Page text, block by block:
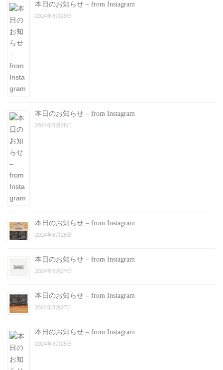
本日のお知らせ – from Instagram
2024年8月29日
本日のお知らせ – from Instagram
2024年8月28日
本日のお知らせ – from Instagram
2024年8月28日
本日のお知らせ – from Instagram
2024年8月27日
本日のお知らせ – from Instagram
2024年8月27日
本日のお知らせ – from Instagram
2024年8月25日